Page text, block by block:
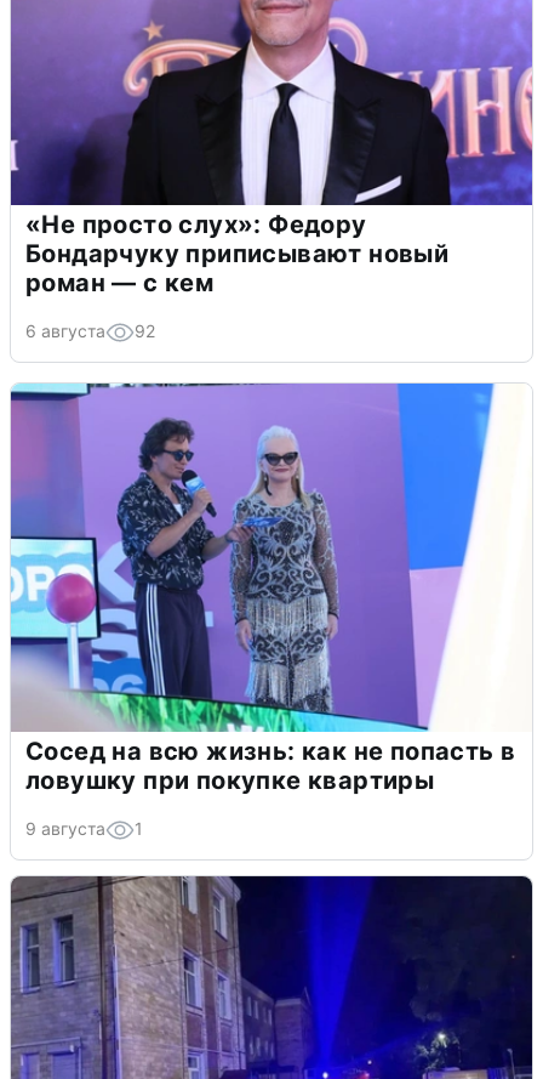
«Не просто слух»: Федору
Бондарчуку приписывают новый
роман — с кем
6 августа 92
Сосед на всю жизнь: как не попасть в
ловушку при покупке квартиры
9 августа 1